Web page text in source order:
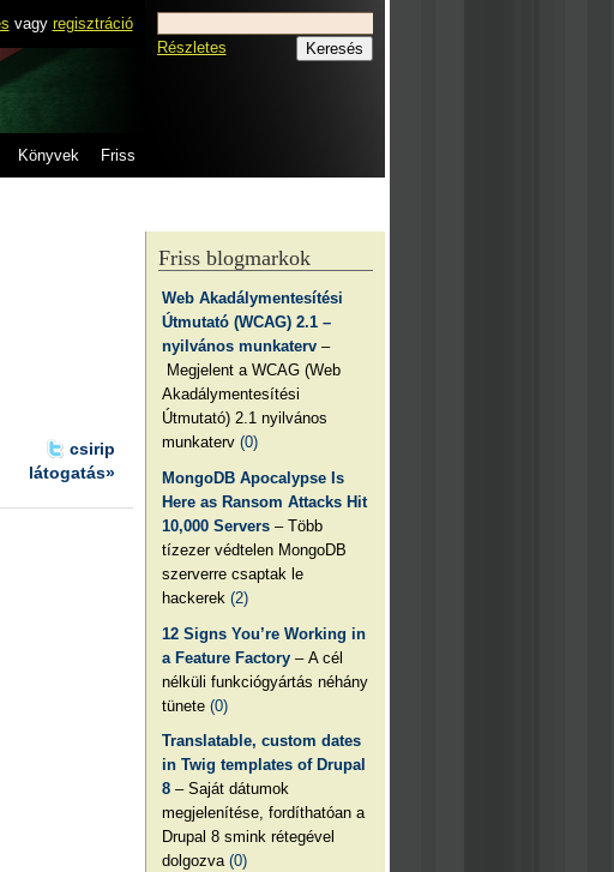
vagy regisztráció
Könyvek Friss
Részletes
csirip
látogatás»
Friss blogmarkok
Web Akadálymentesítési
Útmutató (WCAG) 2.1 –
nyilvános munkaterv –
Megjelent a WCAG (Web
Akadálymentesítési
Útmutató) 2.1 nyilvános
munkaterv(0)
MongoDB Apocalypse Is
Here as Ransom Attacks Hit
10,000 Servers – Több
tízezer védtelen MongoDB
szerverre csaptak le
hackerek(2)
12 Signs You’re Working in
a Feature Factory – A cél
nélküli funkciógyártás néhány
tünete(0)
Translatable, custom dates
in Twig templates of Drupal
8 – Saját dátumok
megjelenítése, fordíthatóan a
Drupal 8 smink rétegével
dolgozva(0)